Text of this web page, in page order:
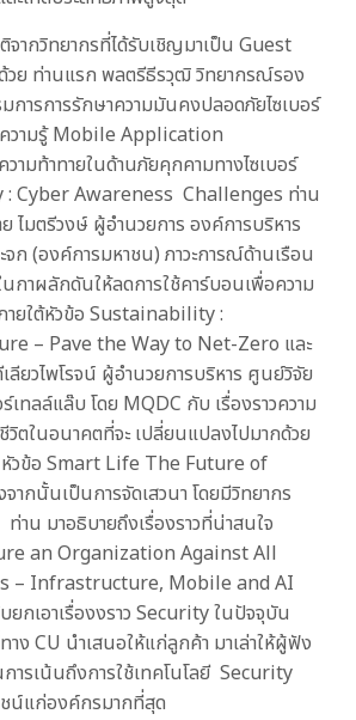
จากวิทยากรที่ได้รับเชิญมาเป็น Guest
วย ท่านแรก พลตรีธีรวุฒิ วิทยากรณ์รอง
การการรักษาความมันคงปลอดภัยไซเบอร์
วามรู้Mobile Application
ามท้าทายในด้านภัยคุกคามทางไซเบอร์
: Cyber Awareness Challenges ท่าน
ไมตรีวงษ์ ผู้อํานวยการ องค์การบริหาร
จก (องค์การมหาชน) ภาวะการณ์ด้านเรือน
นกาผลักดันให้ลดการใช้คาร์บอนเพื่อความ
ยใต้หัวข้อ Sustainability :
– Pave the Way to Net-Zero และ
ลียวไพโรจน์ ผู้อํานวยการบริหาร ศูนย์วิจัย
ทลล์แล๊บ โดย MQDC กับ เรื่องราวความ
วิตในอนาคตที่จะ เปลี่ยนแปลงไปมากด้วย
หัวข้อ Smart Life The Future of
กนั้นเป็นการจัดเสวนา โดยมีวิทยากร
น มาอธิบายถึงเรื่องราวที่น่าสนใจ
an Organization Against All
– Infrastructure, Mobile and AI
ยกเอาเรื่องงราว Security ในปัจจุบัน
าง CU นําเสนอให้แก่ลูกค้า มาเล่าให้ผู้ฟัง
ารเน้นถึงการใช้เทคโนโลยี Security
ชน์แก่องค์กรมากที่สุด